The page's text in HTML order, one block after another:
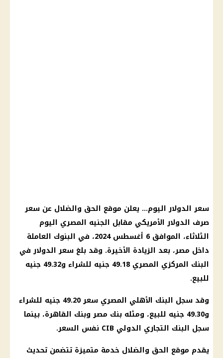
سعر الدولار اليوم… يعلن موقع الحق والضلال عن سعر
صرف الدولار الأمريكي مقابل الجنيه المصري اليوم
الثلاثاء، الموافق 6 أغسطس 2024، في البنوك العاملة
داخل مصر، بعد الزيادة الأخيرة. وقد بلغ سعر الدولار في
البنك المركزي المصري 49.18 جنيه للشراء و49.32 جنيه
للبيع.
وقد سجل البنك الأهلي المصري سعر 49.20 جنيه للشراء
و49.30 جنيه للبيع، ومثله بنك مصر وبنك القاهرة، بينما
سجل البنك التجاري الدولي CIB نفس السعر.
يقدم موقع الحق والضلال خدمة متميزة تتضمن تحديث